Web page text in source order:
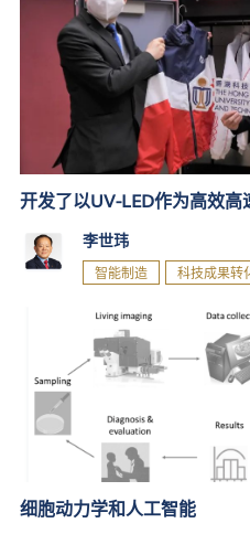
开发了以UV-LED作为高效
李世玮
智能制造 科技成果转
细胞动力学和人工智能